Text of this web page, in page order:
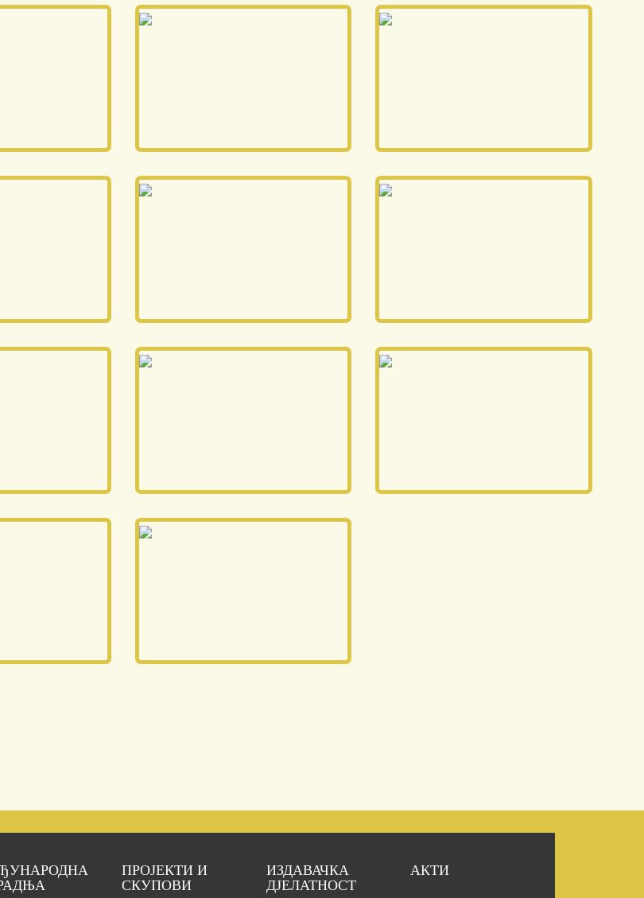
ПРОЈЕКТИ И
СКУПОВИ
ИЗДАВАЧКА
ДЈЕЛАТНОСТ
АКТИ